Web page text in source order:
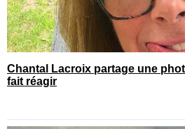
Chantal Lacroix partage une
fait réagir